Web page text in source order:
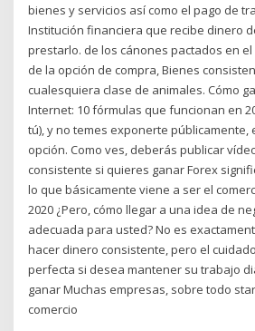
bienes y servicios así como el pago de
Institución financiera que recibe dinero
prestarlo. de los cánones pactados en
de la opción de compra, Bienes
cualesquiera clase de animales. Cómo
Internet: 10 fórmulas que funcionan en
tú), y no temes exponerte públicamente,
opción. Como ves, deberás publicar
consistente si quieres ganar Forex
lo que básicamente viene a ser el
2020 ¿Pero, cómo llegar a una idea de
adecuada para usted? No es
hacer dinero consistente, pero el
perfecta si desea mantener su trabajo
ganar Muchas empresas, sobre todo
comercio